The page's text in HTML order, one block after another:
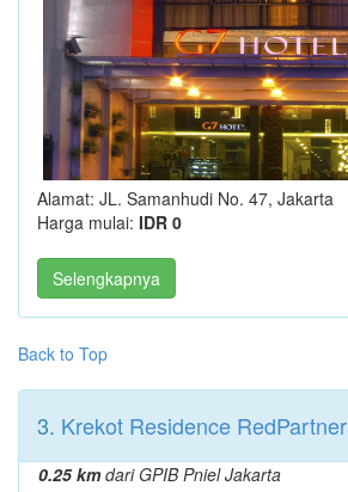
Alamat: JL. Samanhudi No. 47, Jakarta
Harga mulai: IDR 0
Selengkapnya
Back to Top
3. Krekot Residence RedPartner
0.25 kmdari GPIB Pniel Jakarta